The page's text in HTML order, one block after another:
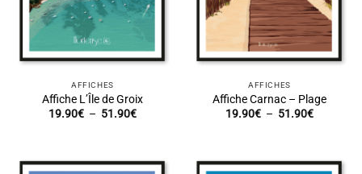
AFFICHES
Affiche L’Île de Groix
19.90€ – 51.90€Plage
51.90€
AFFICHES
Affiche Carnac – Plage
19.90€ – 51.90€Plage
51.90€